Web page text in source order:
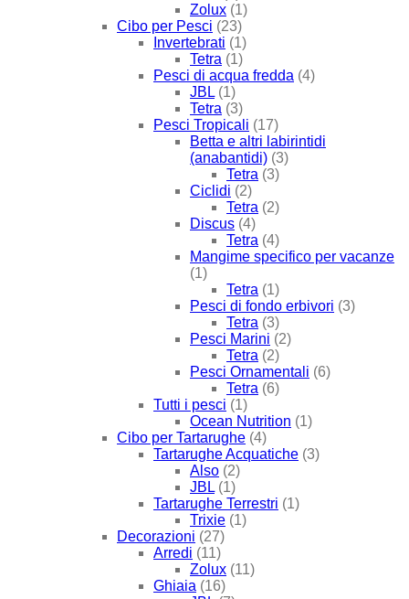
Zolux (1)
Cibo per Pesci (23)
Invertebrati (1)
Tetra (1)
Pesci di acqua fredda (4)
JBL (1)
Tetra (3)
Pesci Tropicali (17)
Betta e altri labirintidi
(anabantidi) (3)
Tetra (3)
Ciclidi (2)
Tetra (2)
Discus (4)
Tetra (4)
Mangime specifico per vacanze
(1)
Tetra (1)
Pesci di fondo erbivori (3)
Tetra (3)
Pesci Marini (2)
Tetra (2)
Pesci Ornamentali (6)
Tetra (6)
Tutti i pesci (1)
Ocean Nutrition (1)
Cibo per Tartarughe (4)
Tartarughe Acquatiche (3)
Also (2)
JBL (1)
Tartarughe Terrestri (1)
Trixie (1)
Decorazioni (27)
Arredi (11)
Zolux (11)
Ghiaia (16)